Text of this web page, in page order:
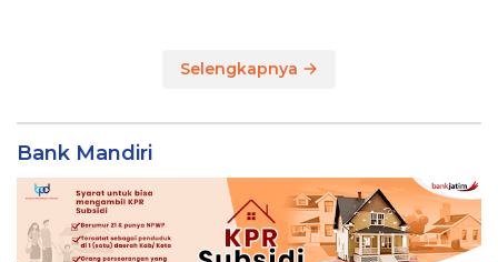
Selengkapnya
Bank Mandiri